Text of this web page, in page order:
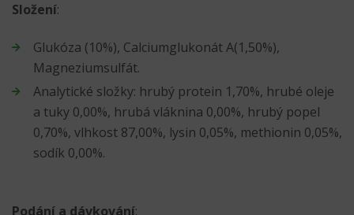
Složení:
Glukóza (10%), Calciumglukonát A(1,50%),
Magneziumsulfát.
Analytické složky: hrubý protein 1,70%, hrubé oleje
a tuky 0,00%, hrubá vláknina 0,00%, hrubý popel
0,70%, vlhkost 87,00%, lysin 0,05%, methionin 0,05%,
sodík 0,00%.
Podání a dávkování: